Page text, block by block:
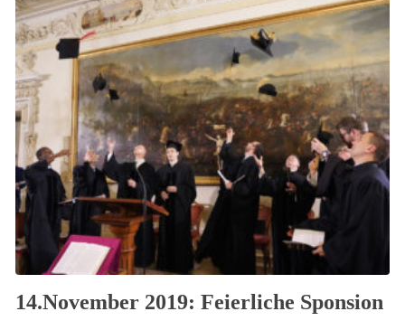
14.November 2019: Feierliche Sponsion